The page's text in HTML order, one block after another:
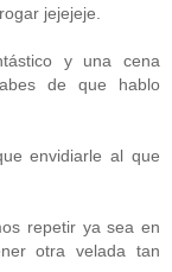
jejejeje.
y una cena
de que hablo
envidiarle al que
repetir ya sea en
otra velada tan